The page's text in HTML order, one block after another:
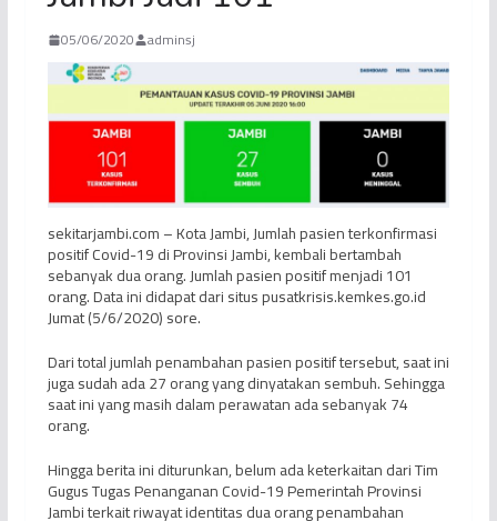
05/06/2020 adminsj
sekitarjambi.com – Kota Jambi, Jumlah pasien terkonfirmasi
positif Covid-19 di Provinsi Jambi, kembali bertambah
sebanyak dua orang. Jumlah pasien positif menjadi 101
orang. Data ini didapat dari situs pusatkrisis.kemkes.go.id
Jumat (5/6/2020) sore.
Dari total jumlah penambahan pasien positif tersebut, saat ini
juga sudah ada 27 orang yang dinyatakan sembuh. Sehingga
saat ini yang masih dalam perawatan ada sebanyak 74
orang.
Hingga berita ini diturunkan, belum ada keterkaitan dari Tim
Gugus Tugas Penanganan Covid-19 Pemerintah Provinsi
Jambi terkait riwayat identitas dua orang penambahan